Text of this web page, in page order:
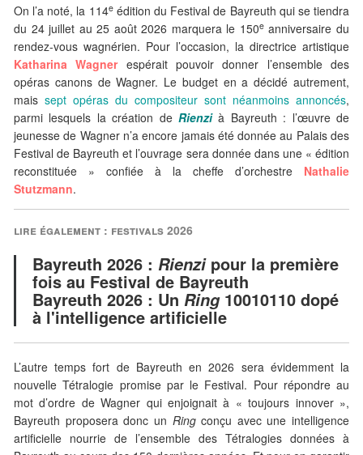
On l’a noté, la 114eédition du Festival de Bayreuth qui se tiendra
du 24 juillet au 25 août 2026 marquera le 150eanniversaire du
rendez-vous wagnérien. Pour l’occasion, la directrice artistique
Katharina Wagnerespérait pouvoir donner l’ensemble des
opéras canons de Wagner. Le budget en a décidé autrement,
mais sept opéras du compositeur sont néanmoins annoncés,
parmi lesquels la création de Rienzià Bayreuth : l’œuvre de
jeunesse de Wagner n’a encore jamais été donnée au Palais des
Festival de Bayreuth et l’ouvrage sera donnée dans une « édition
reconstituée » confiée à la cheffe d’orchestre Nathalie
Stutzmann.
lire également : festivals 2026
Bayreuth 2026 : Rienzipour la première
fois au Festival de Bayreuth
Bayreuth 2026 : Un Ring10010110 dopé
à l'intelligence artificielle
L’autre temps fort de Bayreuth en 2026 sera évidemment la
nouvelle Tétralogie promise par le Festival. Pour répondre au
mot d’ordre de Wagner qui enjoignait à « toujours innover »,
Bayreuth proposera donc un Ringconçu avec une intelligence
artificielle nourrie de l’ensemble des Tétralogies données à